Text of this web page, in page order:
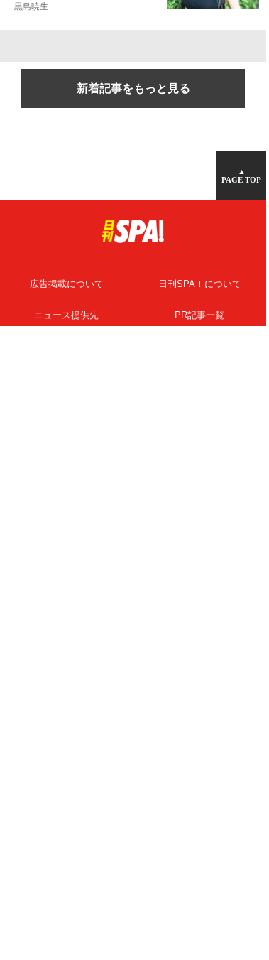
黒島暁生
新着記事をもっと見る
▲
PAGE TOP
広告掲載について 日刊SPA！について
ニュース提供先 PR記事一覧